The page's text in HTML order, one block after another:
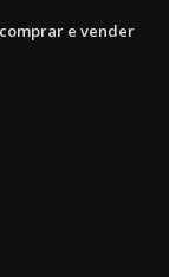
e vender